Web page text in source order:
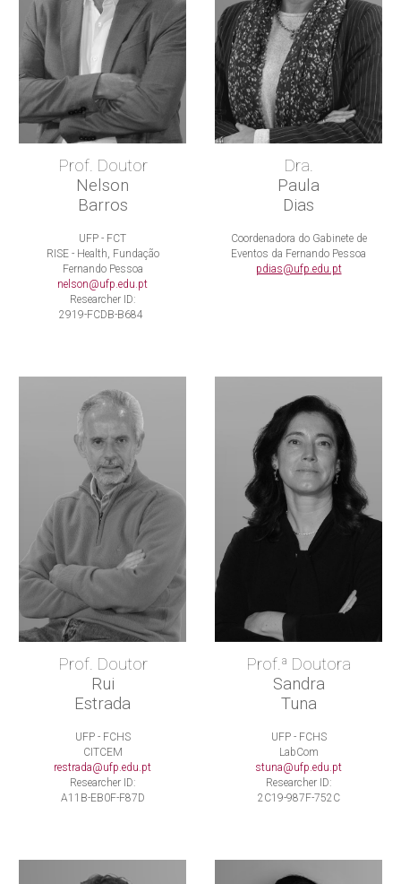
Prof. Doutor
Nelson
Barros
UFP - FCT
RISE - Health, Fundação
Fernando Pessoa
nelson@ufp.edu.pt
Researcher ID:
2919-FCDB-B684
Dra.
Paula
Dias
Coordenadora do Gabinete de
Eventos da Fernando Pessoa
pdias@ufp.edu.pt
Prof. Doutor
Rui
Estrada
UFP - FCHS
CITCEM
restrada@ufp.edu.pt
Researcher ID:
A11B-EB0F-F87D
Prof.ª Doutora
Sandra
Tuna
UFP - FCHS
LabCom
stuna@ufp.edu.pt
Researcher ID:
2C19-987F-752C